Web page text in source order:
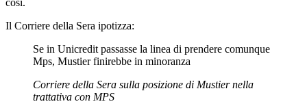
così.
Il Corriere della Sera ipotizza:
Se in Unicredit passasse la linea di prendere comunque
Mps, Mustier finirebbe in minoranza
Corriere della Sera sulla posizione di Mustier nella
trattativa con MPS